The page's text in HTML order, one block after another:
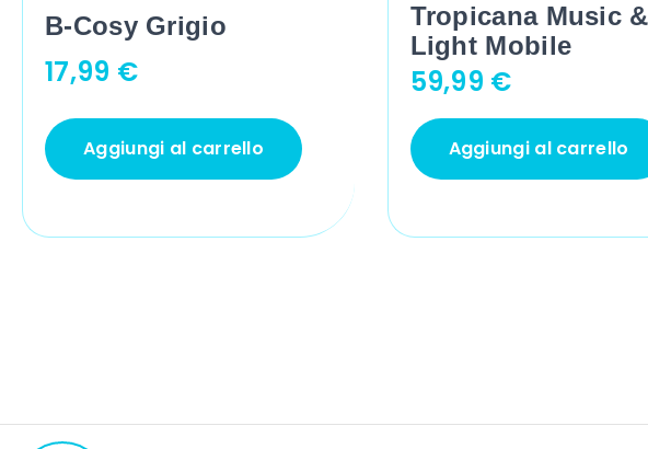
B-Cosy Grigio
17,99 €
Aggiungi al carrello
Tropicana Music &
Light Mobile
59,99 €
Aggiungi al carrello